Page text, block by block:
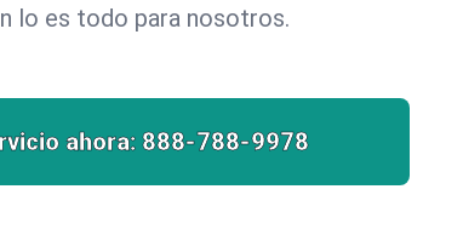
lo es todo para nosotros.
ahora: 888-788-9978